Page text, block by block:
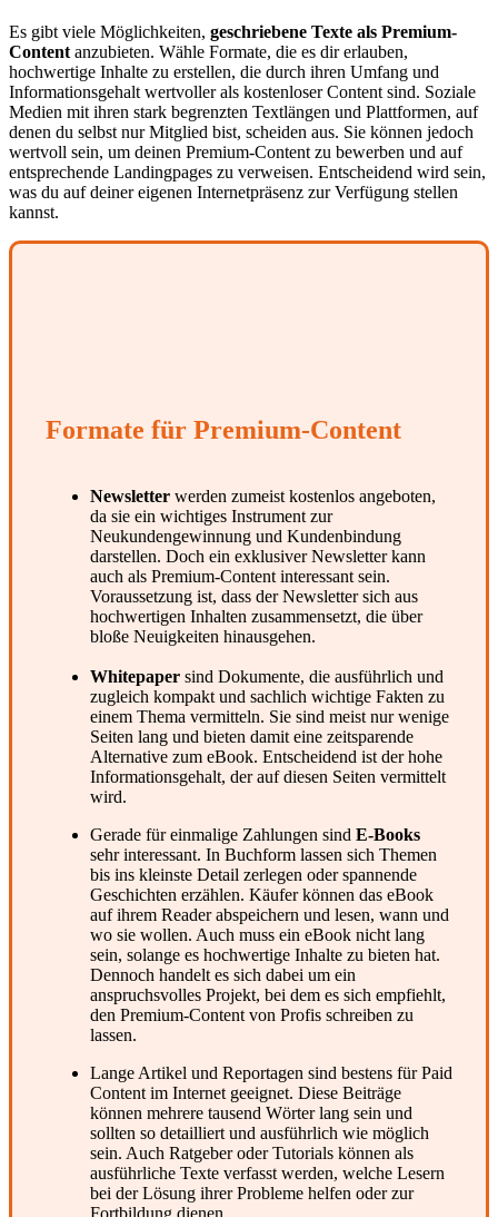
Es gibt viele Möglichkeiten, geschriebene Texte als Premium-
Content anzubieten. Wähle Formate, die es dir erlauben,
hochwertige Inhalte zu erstellen, die durch ihren Umfang und
Informationsgehalt wertvoller als kostenloser Content sind. Soziale
Medien mit ihren stark begrenzten Textlängen und Plattformen, auf
denen du selbst nur Mitglied bist, scheiden aus. Sie können jedoch
wertvoll sein, um deinen Premium-Content zu bewerben und auf
entsprechende Landingpages zu verweisen. Entscheidend wird sein,
was du auf deiner eigenen Internetpräsenz zur Verfügung stellen
kannst.
Formate für Premium-Content
Newsletter werden zumeist kostenlos angeboten,
da sie ein wichtiges Instrument zur
Neukundengewinnung und Kundenbindung
darstellen. Doch ein exklusiver Newsletter kann
auch als Premium-Content interessant sein.
Voraussetzung ist, dass der Newsletter sich aus
hochwertigen Inhalten zusammensetzt, die über
bloße Neuigkeiten hinausgehen.
Whitepaper sind Dokumente, die ausführlich und
zugleich kompakt und sachlich wichtige Fakten zu
einem Thema vermitteln. Sie sind meist nur wenige
Seiten lang und bieten damit eine zeitsparende
Alternative zum eBook. Entscheidend ist der hohe
Informationsgehalt, der auf diesen Seiten vermittelt
wird.
Gerade für einmalige Zahlungen sind E-Books
sehr interessant. In Buchform lassen sich Themen
bis ins kleinste Detail zerlegen oder spannende
Geschichten erzählen. Käufer können das eBook
auf ihrem Reader abspeichern und lesen, wann und
wo sie wollen. Auch muss ein eBook nicht lang
sein, solange es hochwertige Inhalte zu bieten hat.
Dennoch handelt es sich dabei um ein
anspruchsvolles Projekt, bei dem es sich empfiehlt,
den Premium-Content von Profis schreiben zu
lassen.
Lange Artikel und Reportagen sind bestens für Paid
Content im Internet geeignet. Diese Beiträge
können mehrere tausend Wörter lang sein und
sollten so detailliert und ausführlich wie möglich
sein. Auch Ratgeber oder Tutorials können als
ausführliche Texte verfasst werden, welche Lesern
bei der Lösung ihrer Probleme helfen oder zur